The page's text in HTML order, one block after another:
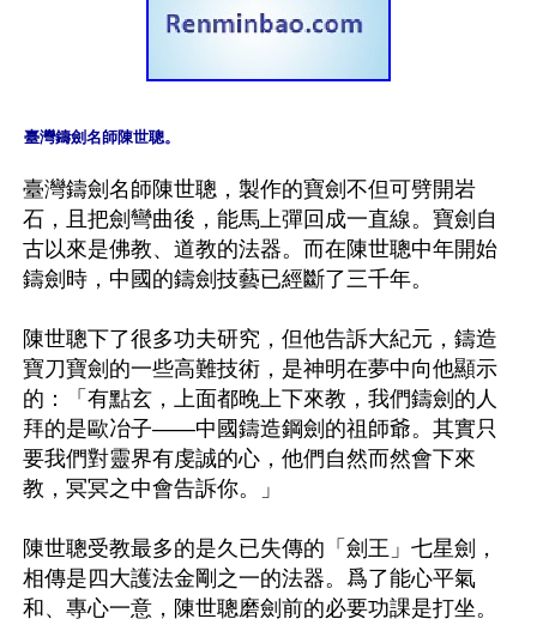
臺灣鑄劍名師陳世聰。
臺灣鑄劍名師陳世聰，製作的寶劍不但可劈開岩
石，且把劍彎曲後，能馬上彈回成一直線。寶劍自
古以來是佛教、道教的法器。而在陳世聰中年開始
鑄劍時，中國的鑄劍技藝已經斷了三千年。
陳世聰下了很多功夫研究，但他告訴大紀元，鑄造
寶刀寶劍的一些高難技術，是神明在夢中向他顯示
的：「有點玄，上面都晚上下來教，我們鑄劍的人
拜的是歐冶子——中國鑄造鋼劍的祖師爺。其實只
要我們對靈界有虔誠的心，他們自然而然會下來
教，冥冥之中會告訴你。」
陳世聰受教最多的是久已失傳的「劍王」七星劍，
相傳是四大護法金剛之一的法器。爲了能心平氣
和、專心一意，陳世聰磨劍前的必要功課是打坐。